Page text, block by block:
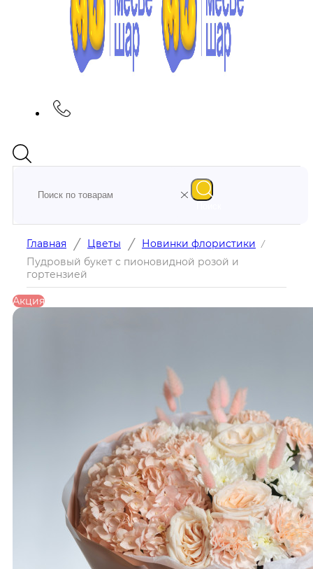
Главная / Цветы / Новинки флористики /
Пудровый букет с пионовидной розой и
гортензией
Акция